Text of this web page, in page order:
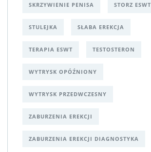
SKRZYWIENIE PENISA STORZ ESWT
STULEJKA SŁABA EREKCJA
TERAPIA ESWT TESTOSTERON
WYTRYSK OPÓŹNIONY
WYTRYSK PRZEDWCZESNY
ZABURZENIA EREKCJI
ZABURZENIA EREKCJI DIAGNOSTYKA